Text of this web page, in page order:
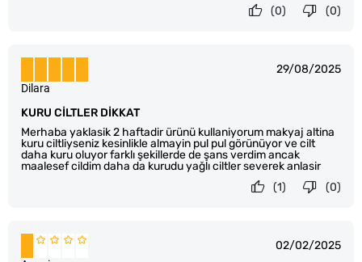
(0)
(0)
29/08/2025
KURU CİLTLER DİKKAT
Merhaba yaklasik 2 haftadir ürünü kullaniyorum makyaj altina
kuru ciltliyseniz kesinlikle almayin pul pul görünüyor ve cilt
daha kuru oluyor farklı şekillerde de şans verdim ancak
maalesef cildim daha da kurudu yağlı ciltler severek anlasir
Dilara
(0)
(1)
02/02/2025